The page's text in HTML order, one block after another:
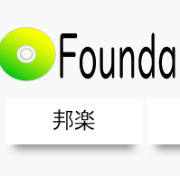
邦楽
邦楽ポップス(J-POP)
邦楽ロック(J-ROCK)
K-POP
アニソン/ボカロ
アイドル
ヴィジュアル系(V系)
邦楽男性アーティスト
邦楽女性アーティスト
男女グループ・デュエッ
2019年・2018年・2017
ク
ダ
洋
洋
男
【